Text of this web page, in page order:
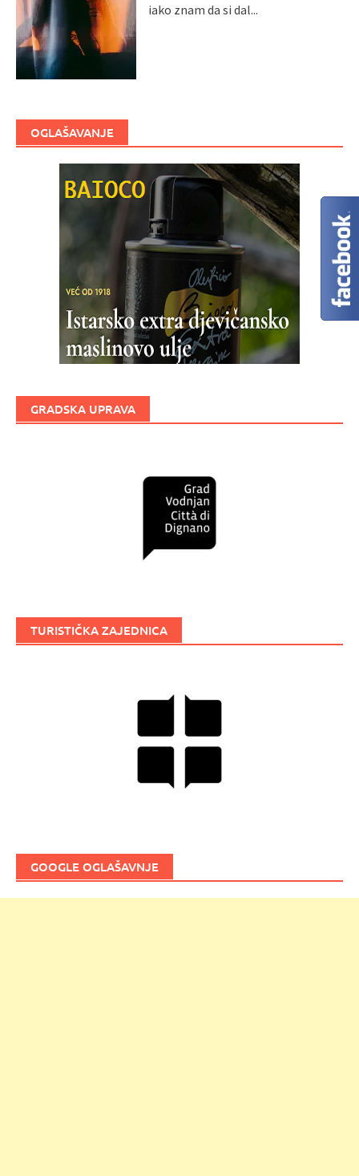
iako znam da si dal...
OGLAŠAVANJE
GRADSKA UPRAVA
TURISTIČKA ZAJEDNICA
GOOGLE OGLAŠAVNJE